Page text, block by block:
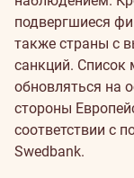
подвергшиеся
также страны с
санкций. Список
обновляться на
стороны
соответствии с
Swedbank.